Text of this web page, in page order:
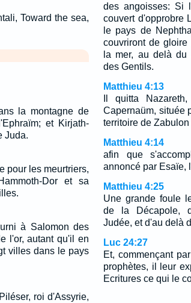
Toward the sea,
la montagne de
et Kirjath-
Juda.
pour les meurtriers,
Dor et sa
à Salomon des
l'or, autant qu'il en
villes dans le pays
roi d'Assyrie,
des angoisses: Si
couvert d'opprobre
le pays de
couvriront de
la mer, au delà du
des Gentils.
Matthieu 4:13
Il quitta
Capernaüm, située
territoire de
Matthieu 4:14
afin que
annoncé par Esaïe,
Matthieu 4:25
Une grande foule
de la Décapole,
Judée, et d'au delà
Luc 24:27
Et, commençant
prophètes, il leur
Ecritures ce qui le